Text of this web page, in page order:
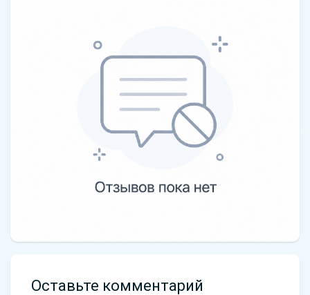
Оставьте комментарий